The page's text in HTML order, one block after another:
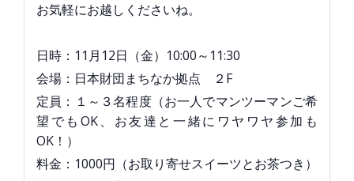
お気軽にお越しくださいね。
日時：11月12日（金）10:00～11:30
会場：日本財団まちなか拠点 ２F
定員：１～３名程度（お一人でマンツーマンご希
望でもOK、お友達と一緒にワヤワヤ参加も
OK！）
料金：1000円（お取り寄せスイーツとお茶つき）